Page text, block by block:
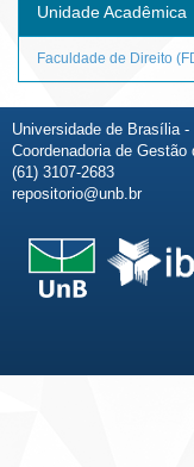
Unidade Acadêmica
Faculdade de Direito
Universidade de Brasília
Coordenadoria de
(61) 3107-2683
repositorio@unb.br